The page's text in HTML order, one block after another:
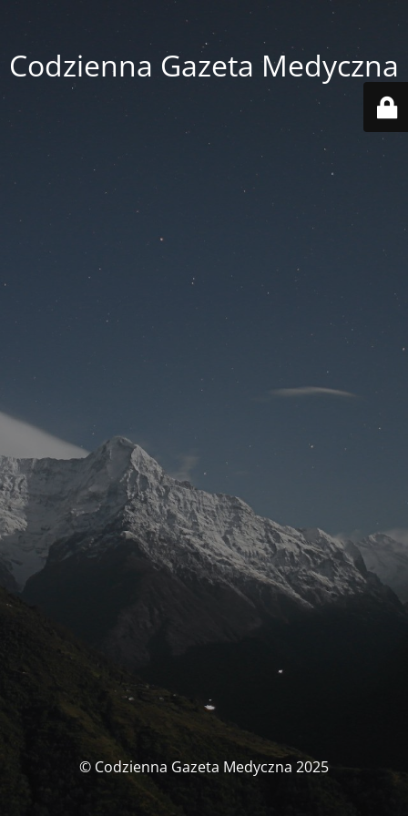
Codzienna Gazeta Medyczna
© Codzienna Gazeta Medyczna 2025